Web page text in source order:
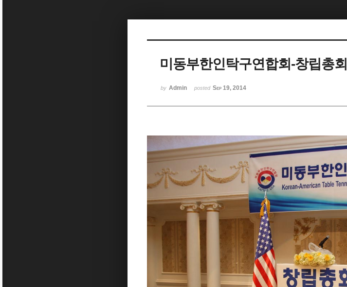
미동부한인탁구연합회-창립총회
by Admin posted Sep 19, 2014
Sketchbook5, 스케치북5
Sketchbook5, 스케치북5